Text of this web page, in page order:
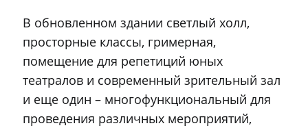
В обновленном здании светлый холл,
просторные классы, гримерная,
помещение для репетиций юных
театралов и современный зрительный зал
и еще один – многофункциональный для
проведения различных мероприятий,